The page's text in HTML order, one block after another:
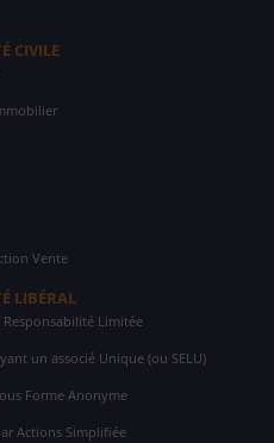
CIVILE
Vente
LIBÉRAL
Responsabilité Limitée
un associé Unique (ou SELU)
Forme Anonyme
Actions Simplifiée